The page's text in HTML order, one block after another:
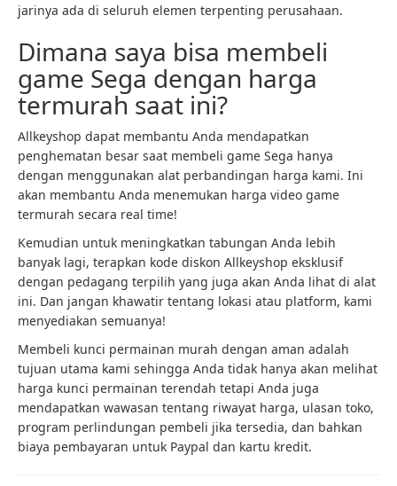
jarinya ada di seluruh elemen terpenting perusahaan.
Dimana saya bisa membeli
game Sega dengan harga
termurah saat ini?
Allkeyshop dapat membantu Anda mendapatkan
penghematan besar saat membeli game Sega hanya
dengan menggunakan alat perbandingan harga kami. Ini
akan membantu Anda menemukan harga video game
termurah secara real time!
Kemudian untuk meningkatkan tabungan Anda lebih
banyak lagi, terapkan kode diskon Allkeyshop eksklusif
dengan pedagang terpilih yang juga akan Anda lihat di alat
ini. Dan jangan khawatir tentang lokasi atau platform, kami
menyediakan semuanya!
Membeli kunci permainan murah dengan aman adalah
tujuan utama kami sehingga Anda tidak hanya akan melihat
harga kunci permainan terendah tetapi Anda juga
mendapatkan wawasan tentang riwayat harga, ulasan toko,
program perlindungan pembeli jika tersedia, dan bahkan
biaya pembayaran untuk Paypal dan kartu kredit.